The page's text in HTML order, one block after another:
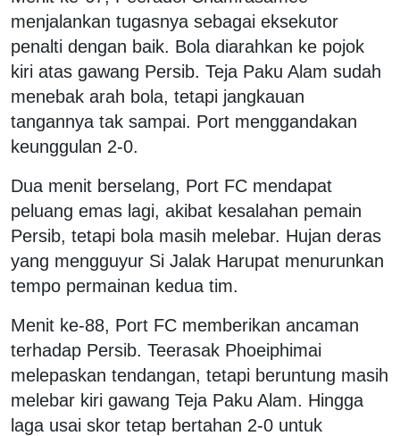
menjalankan tugasnya sebagai eksekutor
penalti dengan baik. Bola diarahkan ke pojok
kiri atas gawang Persib. Teja Paku Alam sudah
menebak arah bola, tetapi jangkauan
tangannya tak sampai. Port menggandakan
keunggulan 2-0.
Dua menit berselang, Port FC mendapat
peluang emas lagi, akibat kesalahan pemain
Persib, tetapi bola masih melebar. Hujan deras
yang mengguyur Si Jalak Harupat menurunkan
tempo permainan kedua tim.
Menit ke-88, Port FC memberikan ancaman
terhadap Persib. Teerasak Phoeiphimai
melepaskan tendangan, tetapi beruntung masih
melebar kiri gawang Teja Paku Alam. Hingga
laga usai skor tetap bertahan 2-0 untuk